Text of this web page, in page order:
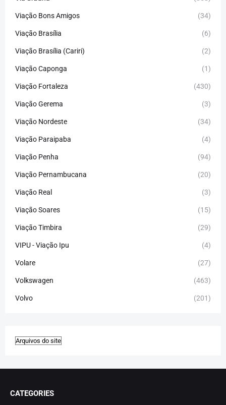
Viação Bons Amigos (34)
Viação Brasília (6)
Viação Brasília (Cariri) (2)
Viação Caponga (1)
Viação Fortaleza (430)
Viação Gerema (3)
Viação Nordeste (34)
Viação Paraipaba (4)
Viação Penha (94)
Viação Pernambucana (20)
Viação Real (3)
Viação Soares (15)
Viação Timbira (29)
VIPU - Viação Ipu (4)
Volare (27)
Volkswagen (463)
Volvo (201)
CATEGORIES